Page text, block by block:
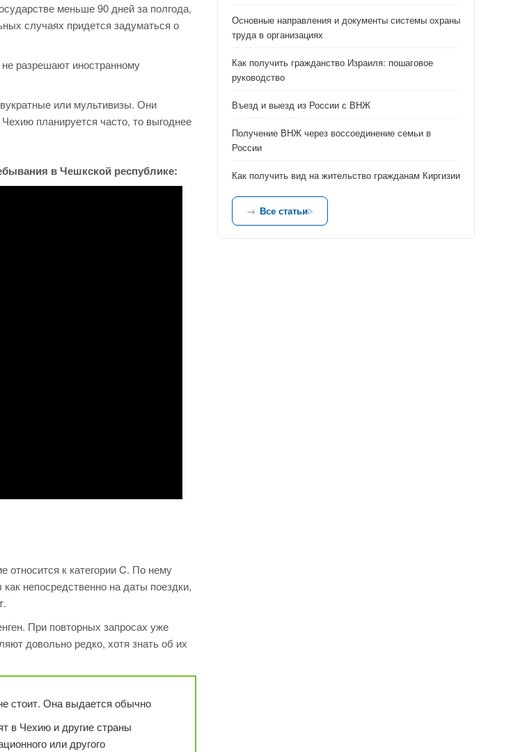
меньше 90 дней за полгода,
случаях придется задуматься о
разрешают иностранному
или мультивизы. Они
планируется часто, то выгоднее
в Чешкской республике:
относится к категории C. По нему
непосредственно на даты поездки,
При повторных запросах уже
довольно редко, хотя знать об их
стоит. Она выдается обычно
в Чехию и другие страны
или другого
Основные направления и документы системы охраны
труда в организациях
Как получить гражданство Израиля: пошаговое
руководство
Въезд и выезд из России с ВНЖ
Получение ВНЖ через воссоединение семьи в
России
Как получить вид на жительство гражданам Киргизии
Все статьи